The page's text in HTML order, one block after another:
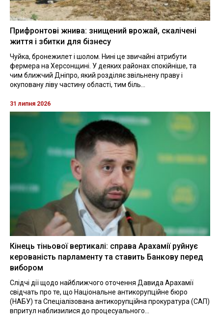
Прифронтові жнива: знищений врожай, скалічені
життя і збитки для бізнесу
Чуйка, бронежилет і шолом. Нині це звичайні атрибути
фермера на Херсонщині. У деяких районах спокійніше, та
чим ближчий Дніпро, який розділяє звільнену праву і
окуповану ліву частину області, тим біль...
31 липня 2026
Кінець тіньової вертикалі: справа Арахамії руйнує
керованість парламенту та ставить Банкову перед
вибором
Слідчі дії щодо найближчого оточення Давида Арахамії
свідчать про те, що Національне антикорупційне бюро
(НАБУ) та Спеціалізована антикорупційна прокуратура (САП)
впритул наблизилися до процесуального...